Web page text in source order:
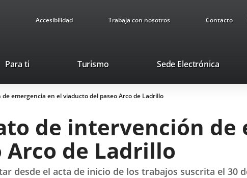
Accesibilidad Trabaja con nosotros Contacto
Para ti TurismoThis
will
open
pop-
window.
Sede ElectrónicaLink
emergencia en el viaducto del paseo Arco de Ladrillo
de intervención de
de Ladrillo
desde el acta de inicio de los trabajos suscrita el 30